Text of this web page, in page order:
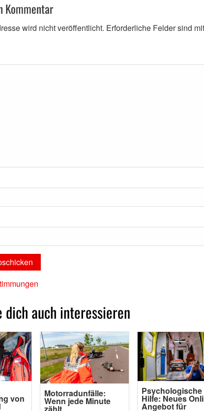
Kommentar
wird nicht veröffentlicht. Erforderliche Felder sind mit
dich auch interessieren
von Motorradunfälle:
Wenn jede Minute
Psychologische
Hilfe: Neues
Angebot für